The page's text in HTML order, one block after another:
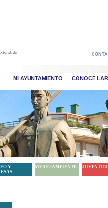
MI AYUNTAMIENTO CONOCE
Y
MEDIO AMBIENTE JUVENTUD